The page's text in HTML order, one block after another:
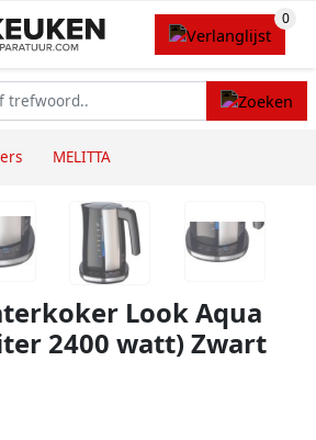
MELITTA
Look Aqua
2400 watt) Zwart